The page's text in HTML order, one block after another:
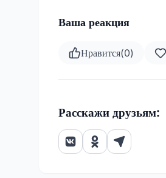
Ваша реакция
Нравится(0)
Расскажи друзьям: